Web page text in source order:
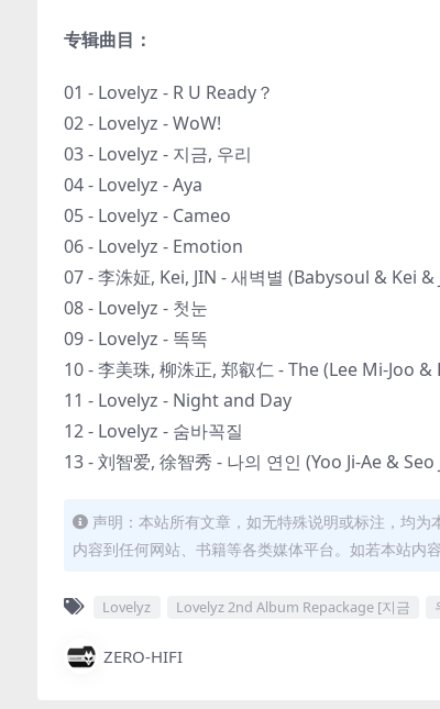
专辑曲目：
01 - Lovelyz - R U Ready？
02 - Lovelyz - WoW!
03 - Lovelyz - 지금, 우리
04 - Lovelyz - Aya
05 - Lovelyz - Cameo
06 - Lovelyz - Emotion
07 - 李洙姃, Kei, JIN - 새벽별 (Babysoul & Kei &
08 - Lovelyz - 첫눈
09 - Lovelyz - 똑똑
10 - 李美珠, 柳洙正, 郑叡仁 - The (Lee Mi-Joo
11 - Lovelyz - Night and Day
12 - Lovelyz - 숨바꼭질
13 - 刘智爱, 徐智秀 - 나의 연인 (Yoo Ji-Ae & Seo
声明：本站所有文章，如无特殊说明或标注，均
内容到任何网站、书籍等各类媒体平台。如若本站内
Lovelyz Lovelyz 2nd Album Repackage [지금
ZERO-HIFI